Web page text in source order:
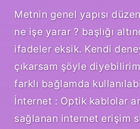
Metnin genel yapısı
ne işe yarar ? başlığı
ifadeler eksik. Kendi
çıkarsam şöyle
farklı bağlamda
İnternet : Optik kablolar
sağlanan internet erişim